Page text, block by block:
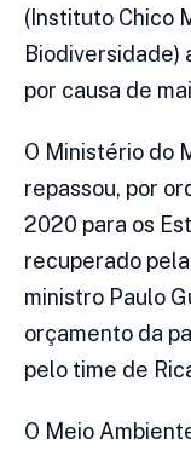
(Instituto Chico
Biodiversidade)
por causa de
O Ministério do
repassou, por
2020 para os
recuperado
ministro Paulo
orçamento da
pelo time de
O Meio